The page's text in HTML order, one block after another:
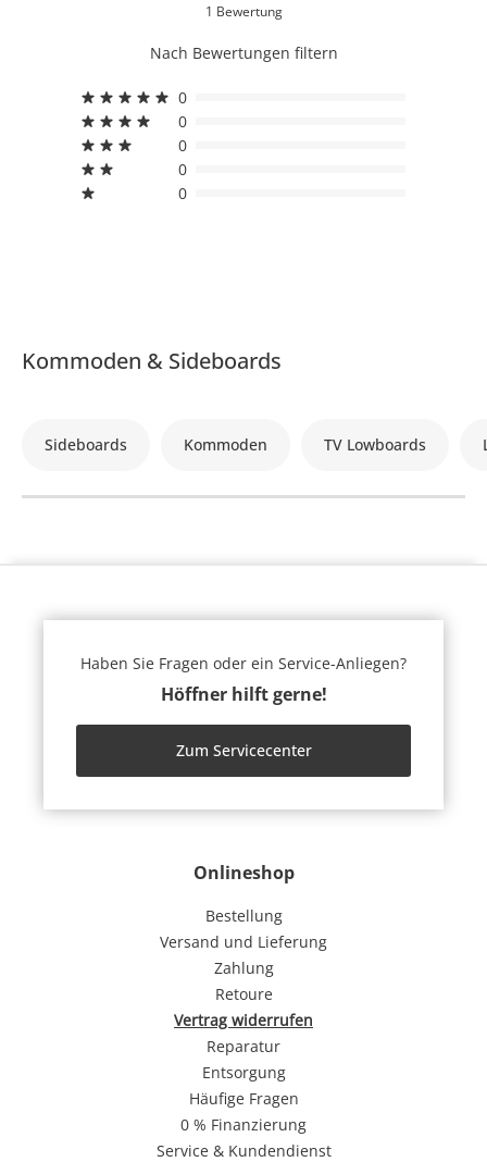
1 Bewertung
Nach Bewertungen filtern
0
0
0
0
0
Kommoden & Sideboards
Sideboards Kommoden TV Lowboards
Onlineshop
Bestellung
Versand und Lieferung
Zahlung
Retoure
Vertrag widerrufen
Reparatur
Entsorgung
Häufige Fragen
0 % Finanzierung
Service & Kundendienst
Haben Sie Fragen oder ein Service-Anliegen?
Höffner hilft gerne!
Zum Servicecenter